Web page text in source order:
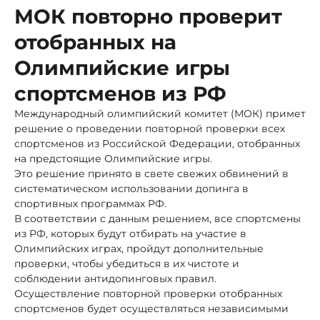
МОК повторно проверит
отобранных на
Олимпийские игры
спортсменов из РФ
Международный олимпийский комитет (МОК) примет
решение о проведении повторной проверки всех
спортсменов из Российской Федерации, отобранных
на предстоящие Олимпийские игры.
Это решение принято в свете свежих обвинений в
систематическом использовании допинга в
спортивных программах РФ.
В соответствии с данным решением, все спортсмены
из РФ, которых будут отбирать на участие в
Олимпийских играх, пройдут дополнительные
проверки, чтобы убедиться в их чистоте и
соблюдении антидопинговых правил.
Осуществление повторной проверки отобранных
спортсменов будет осуществляться независимыми